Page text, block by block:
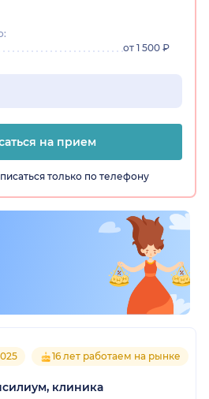
от 1 500 ₽
на прием
только по телефону
16 лет работаем на рынке
клиника